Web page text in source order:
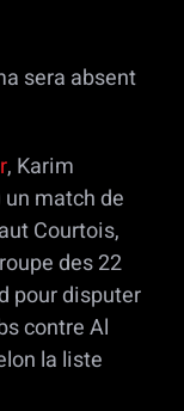
sera absent
, Karim
match de
Courtois,
des 22
pour disputer
contre Al
la liste